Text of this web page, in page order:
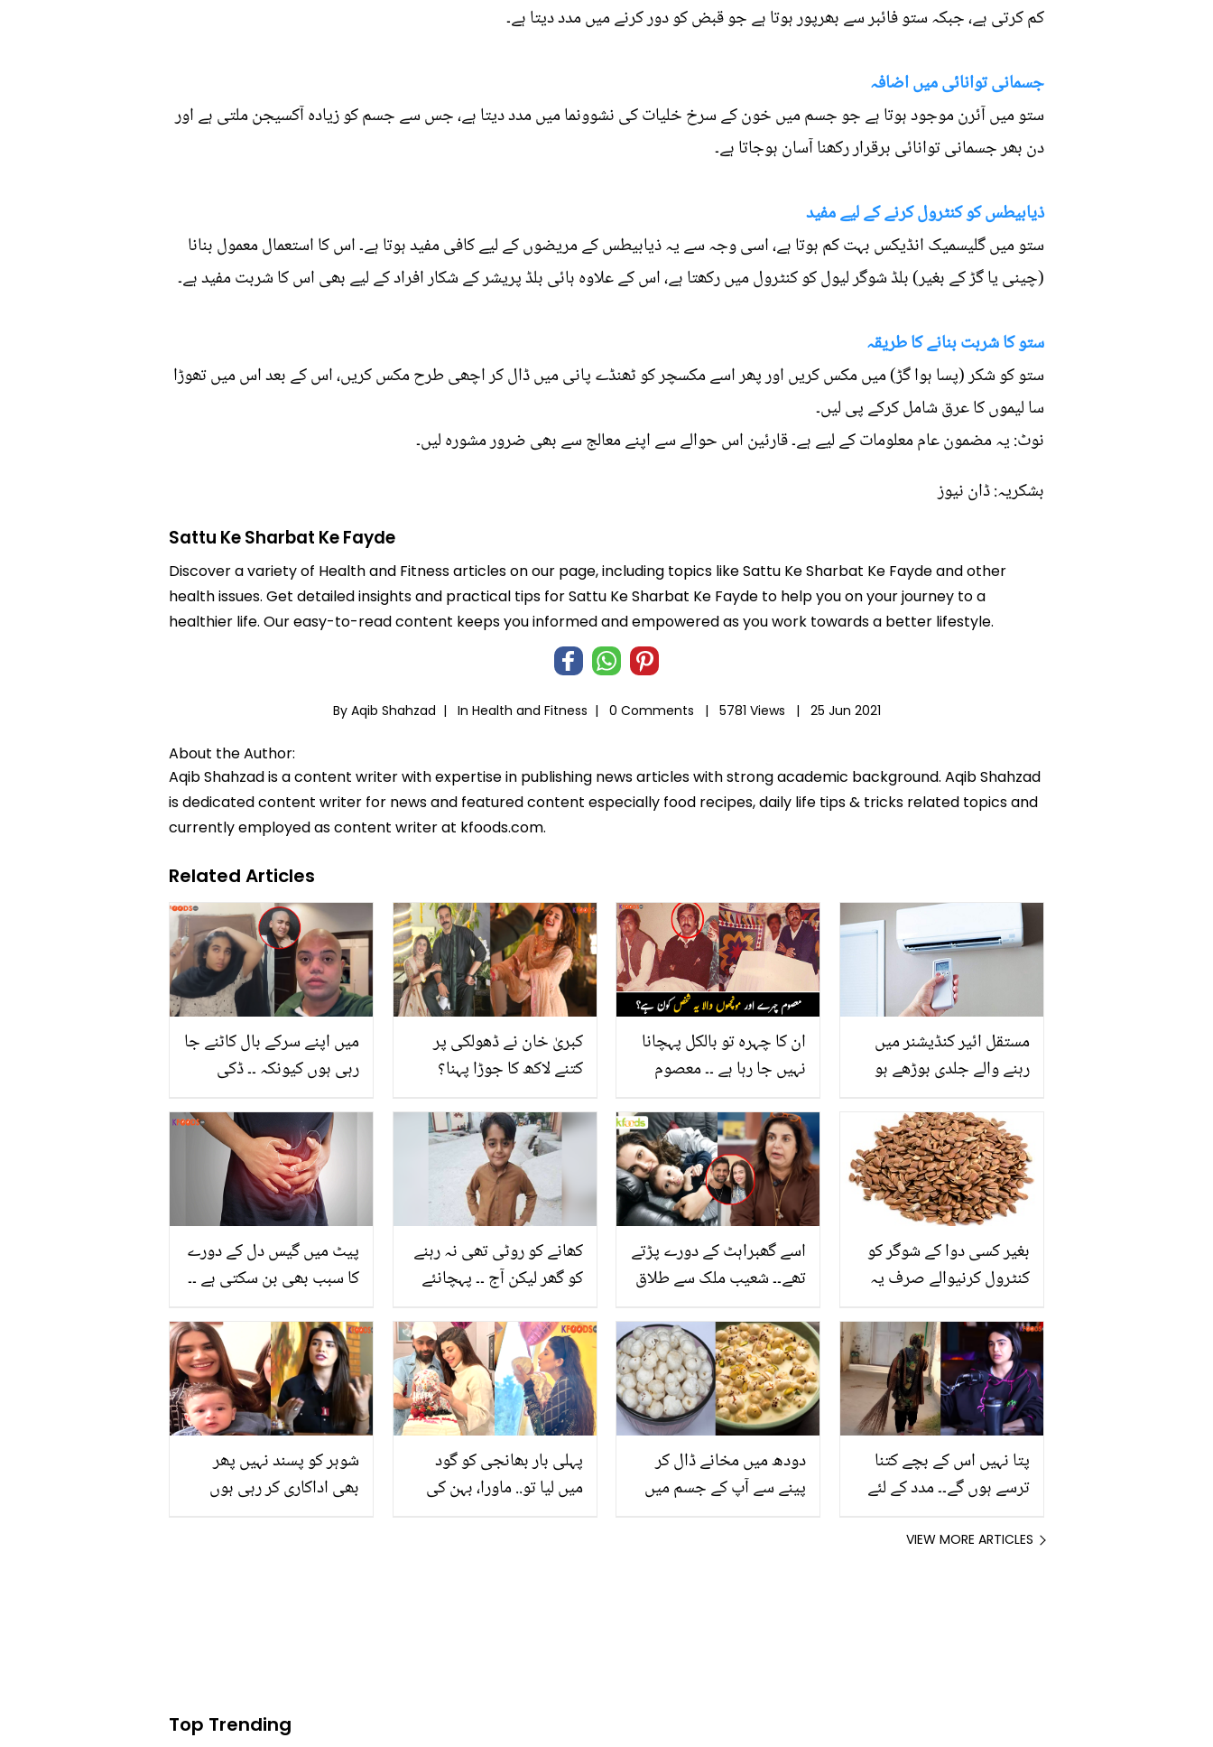
کم کرتی ہے، جبکہ ستو فائبر سے بھرپور ہوتا ہے جو قبض کو دور کرنے میں مدد دیتا ہے۔
جسمانی توانائی میں اضافہ
ستو میں آئرن موجود ہوتا ہے جو جسم میں خون کے سرخ خلیات کی نشوونما میں مدد دیتا ہے، جس سے جسم کو زیادہ آکسیجن ملتی ہے اور
دن بھر جسمانی توانائی برقرار رکھنا آسان ہوجاتا ہے۔
ذیابیطس کو کنٹرول کرنے کے لیے مفید
ستو میں گلیسمیک انڈیکس بہت کم ہوتا ہے، اسی وجہ سے یہ ذیابیطس کے مریضوں کے لیے کافی مفید ہوتا ہے۔ اس کا استعمال معمول بنانا
(چینی یا گڑ کے بغیر) بلڈ شوگر لیول کو کنٹرول میں رکھتا ہے، اس کے علاوہ ہائی بلڈ پریشر کے شکار افراد کے لیے بھی اس کا شربت مفید ہے۔
ستو کا شربت بنانے کا طریقہ
ستو کو شکر (پسا ہوا گڑ) میں مکس کریں اور پھر اسے مکسچر کو ٹھنڈے پانی میں ڈال کر اچھی طرح مکس کریں، اس کے بعد اس میں تھوڑا
سا لیموں کا عرق شامل کرکے پی لیں۔
نوٹ: یہ مضمون عام معلومات کے لیے ہے۔ قارئین اس حوالے سے اپنے معالج سے بھی ضرور مشورہ لیں۔
بشکریہ: ڈان نیوز
Sattu Ke Sharbat Ke Fayde
Discover a variety of Health and Fitness articles on our page, including topics like Sattu Ke Sharbat Ke Fayde and other
health issues. Get detailed insights and practical tips for Sattu Ke Sharbat Ke Fayde to help you on your journey to a
healthier life. Our easy-to-read content keeps you informed and empowered as you work towards a better lifestyle.
By Aqib Shahzad | In Health and Fitness | 0 Comments | 5781 Views | 25 Jun 2021
About the Author:
Aqib Shahzad is a content writer with expertise in publishing news articles with strong academic background. Aqib Shahzad
is dedicated content writer for news and featured content especially food recipes, daily life tips & tricks related topics and
currently employed as content writer at kfoods.com.
Related Articles
میں اپنے سرکے بال کاٹنے جا
رہی ہوں کیونکہ ۔۔ ڈکی
بھی اپنا سر منڈوا لیا، گھر
والوں نے دیکھا تو لڑکی
کیساتھ کیا کیا؟ ویڈیو
دیکھیں
کبریٰ خان نے ڈھولکی پر
کتنے لاکھ کا جوڑا پہنا؟
دیے
ان کا چہرہ تو بالکل پہچانا
نہیں جا رہا ہے ۔۔ معصوم
مشہور پاکستانی کون ہے جو
غریبوں کے ساتھ بیٹھتا ہے؟
تصاویر وائرل
مستقل ائیر کنڈیشنر میں
رہنے والے جلدی بوڑھے ہو
استعمال آپ کو کن بیماریوں
میں مبتلا کر سکتا ہے؟
پیٹ میں گیس دل کے دورے
کا سبب بھی بن سکتی ہے ۔۔
گیس کے مسائل کا پتا چلتا
ہے
کھانے کو روٹی تھی نہ رہنے
کو گھر لیکن آج ۔۔ پہچانئے
بچپن کی تصویر ہے؟
اسے گھبراہٹ کے دورے پڑتے
تھے۔۔ شعیب ملک سے طلاق
گزری؟ فرح خان کے انکشاف
بغیر کسی دوا کے شوگر کو
کنٹرول کرنیوالے صرف یہ
کریں
شوہر کو پسند نہیں پھر
بھی اداکاری کر رہی ہوں
پہلی بار بھانجی کو گود
میں لیا تو.. ماورا، بہن کی
دودھ میں مخانے ڈال کر
پینے سے آپ کے جسم میں
پتا نہیں اس کے بچے کتنا
ترسے ہوں گے۔۔ مدد کے لئے
جبار کی غریب ملازمہ پر
VIEW MORE ARTICLES
Top Trending